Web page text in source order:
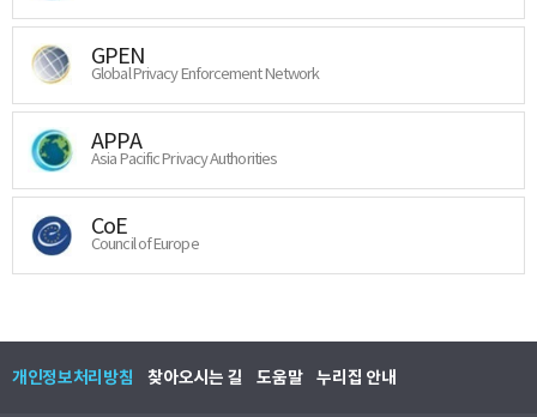
GPEN
Global Privacy Enforcement Network
APPA
Asia Pacific Privacy Authorities
CoE
Council of Europe
개인정보처리방침 찾아오시는 길 도움말 누리집 안내